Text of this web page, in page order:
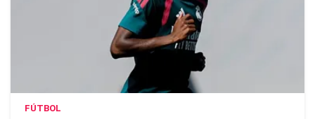
FÚTBOL